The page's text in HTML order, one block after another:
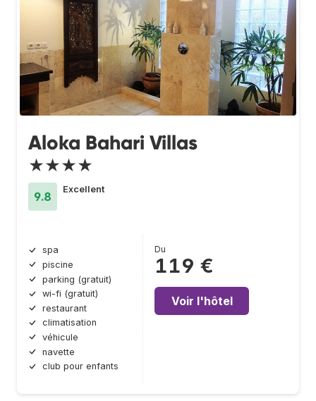
Aloka Bahari Villas
★★★★
9.8
Excellent
spa
piscine
parking (gratuit)
wi-fi (gratuit)
restaurant
climatisation
véhicule
navette
club pour enfants
Du
119 €
Voir l'hôtel